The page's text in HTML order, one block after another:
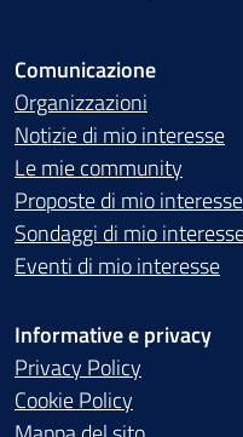
Comunicazione
Organizzazioni
Notizie di mio interesse
Le mie community
Proposte di mio interesse
Sondaggi di mio
Eventi di mio interesse
Informative e privacy
Privacy Policy
Cookie Policy